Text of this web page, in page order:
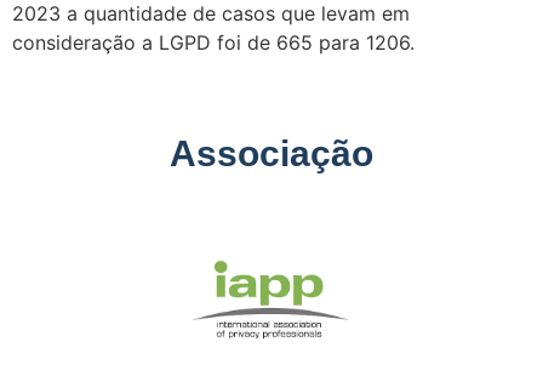
2023 a quantidade de casos que levam em
consideração a LGPD foi de 665 para 1206.
Associação